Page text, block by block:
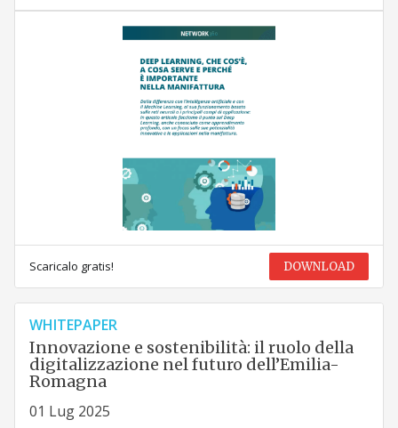
Scaricalo gratis! DOWNLOAD
WHITEPAPER
Innovazione e sostenibilità: il ruolo della
digitalizzazione nel futuro dell’Emilia-
Romagna
01 Lug 2025